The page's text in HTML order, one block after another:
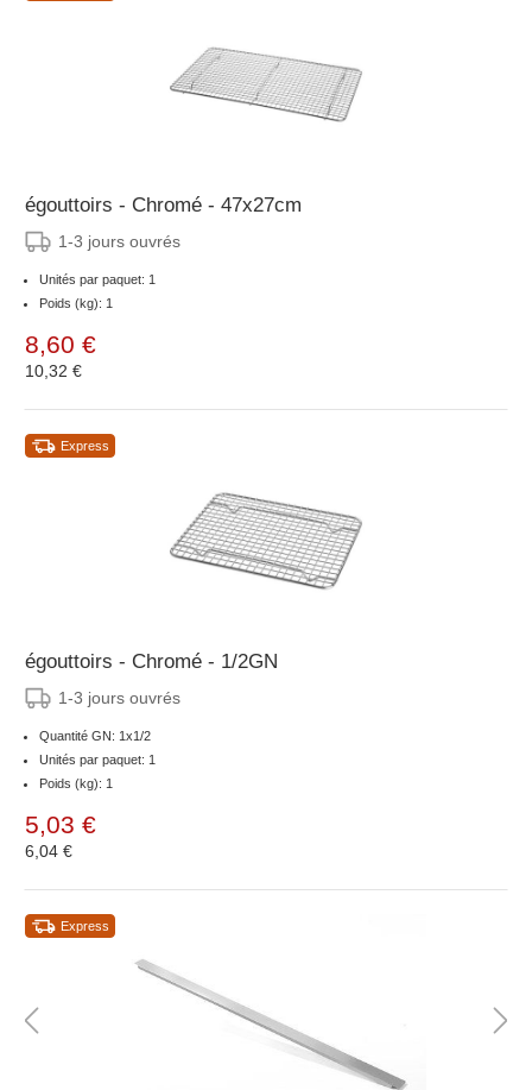
égouttoirs - Chromé - 47x27cm
1-3 jours ouvrés
Unités par paquet: 1
Poids (kg): 1
8,60 €
10,32 €
Express
égouttoirs - Chromé - 1/2GN
1-3 jours ouvrés
Quantité GN: 1x1/2
Unités par paquet: 1
Poids (kg): 1
5,03 €
6,04 €
Express